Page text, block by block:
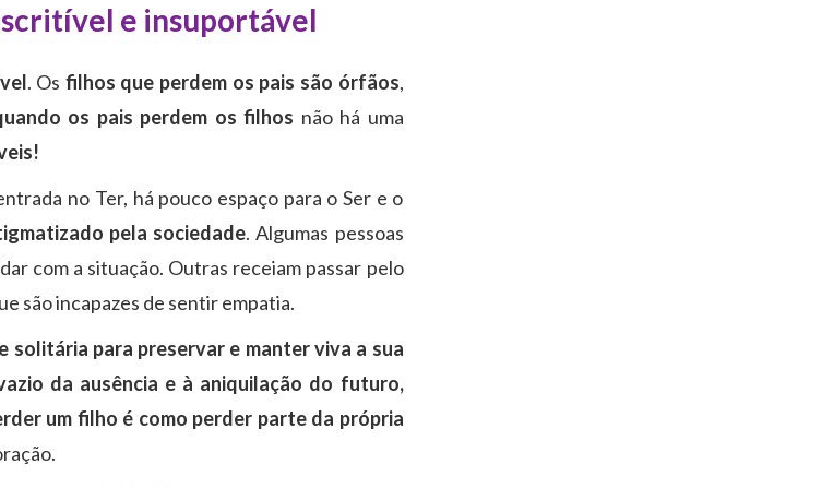
e insuportável
. Os filhos que perdem os pais são órfãos,
os pais perdem os filhos não há uma
no Ter, há pouco espaço para o Ser e o
pela sociedade. Algumas pessoas
com a situação. Outras receiam passar pelo
são incapazes de sentir empatia.
solitária para preservar e manter viva a sua
da ausência e à aniquilação do futuro,
um filho é como perder parte da própria